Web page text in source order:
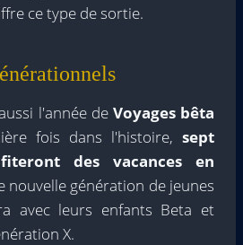
ce type de sortie.
l'année de Voyages bêta
fois dans l'histoire, sept
des vacances en
nouvelle génération de jeunes
avec leurs enfants Beta et
X.